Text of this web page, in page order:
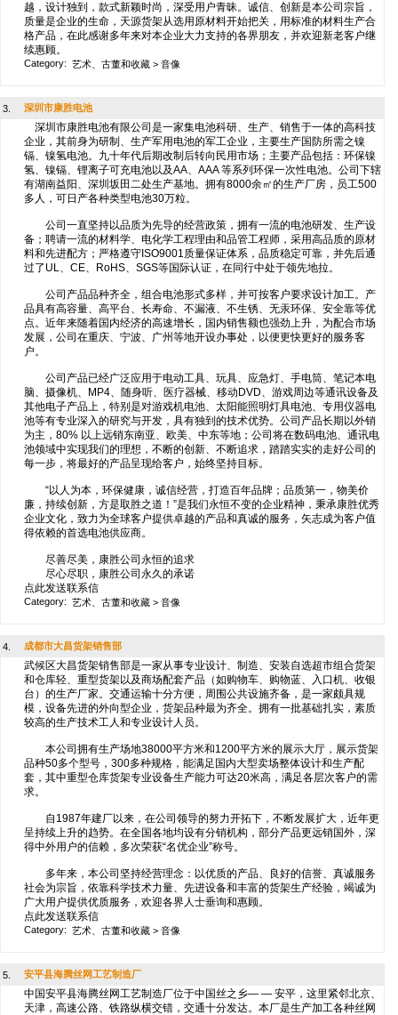
越，设计独到，款式新颖时尚，深受用户青昧。诚信、创新是本公司宗旨，
质量是企业的生命，天源货架从选用原材料开始把关，用标准的材料生产合
格产品，在此感谢多年来对本企业大力支持的各界朋友，并欢迎新老客户继
续惠顾。
Category: 艺术、古董和收藏 > 音像
3. 深圳市康胜电池
深圳市康胜电池有限公司是一家集电池科研、生产、销售于一体的高科技
企业，其前身为研制、生产军用电池的军工企业，主要生产国防所需之镍
镉、镍氢电池。九十年代后期改制后转向民用市场；主要产品包括：环保镍
氢、镍镉、锂离子可充电池以及AA、AAA 等系列环保一次性电池。公司下辖
有湖南益阳、深圳坂田二处生产基地。拥有8000余㎡的生产厂房，员工500
多人，可日产各种类型电池30万粒。
公司一直坚持以品质为先导的经营政策，拥有一流的电池研发、生产设
备；聘请一流的材料学、电化学工程理由和品管工程师，采用高品质的原材
料和先进配方；严格遵守ISO9001质量保证体系，品质稳定可靠，并先后通
过了UL、CE、RoHS、SGS等国际认证，在同行中处于领先地拉。
公司产品品种齐全，组合电池形式多样，并可按客户要求设计加工。产
品具有高容量、高平台、长寿命、不漏液、不生锈、无汞环保、安全靠等优
点。近年来随着国内经济的高速增长，国内销售额也强劲上升，为配合市场
发展，公司在重庆、宁波、广州等地开设办事处，以便更快更好的服务客
户。
公司产品已经广泛应用于电动工具、玩具、应急灯、手电筒、笔记本电
脑、摄像机、MP4、随身听、医疗器械、移动DVD、游戏周边等通讯设备及
其他电子产品上，特别是对游戏机电池、太阳能照明灯具电池、专用仪器电
池等有专业深入的研究与开发，具有独到的技术优势。公司产品长期以外销
为主，80% 以上远销东南亚、欧美、中东等地；公司将在数码电池、通讯电
池领域中实现我们的理想，不断的创新、不断追求，踏踏实实的走好公司的
每一步，将最好的产品呈现给客户，始终坚持目标。
“以人为本，环保健康，诚信经营，打造百年品牌；品质第一，物美价
廉，持续创新，方是取胜之道！”是我们永恒不变的企业精神，秉承康胜优秀
企业文化，致力为全球客户提供卓越的产品和真诚的服务，矢志成为客户值
得依赖的首选电池供应商。
尽善尽美，康胜公司永恒的追求
尽心尽职，康胜公司永久的承诺
点此发送联系信
Category: 艺术、古董和收藏 > 音像
4. 成都市大昌货架销售部
武候区大昌货架销售部是一家从事专业设计、制造、安装自选超市组合货架
和仓库轻、重型货架以及商场配套产品（如购物车、购物蓝、入口机、收银
台）的生产厂家。交通运输十分方便，周围公共设施齐备，是一家颇具规
模，设备先进的外向型企业，货架品种最为齐全。拥有一批基础扎实，素质
较高的生产技术工人和专业设计人员。
本公司拥有生产场地38000平方米和1200平方米的展示大厅，展示货架
品种50多个型号，300多种规格，能满足国内大型卖场整体设计和生产配
套，其中重型仓库货架专业设备生产能力可达20米高，满足各层次客户的需
求。
自1987年建厂以来，在公司领导的努力开拓下，不断发展扩大，近年更
呈持续上升的趋势。在全国各地均设有分销机构，部分产品更远销国外，深
得中外用户的信赖，多次荣获“名优企业”称号。
多年来，本公司坚持经营理念：以优质的产品、良好的信誉、真诚服务
社会为宗旨，依靠科学技术力量、先进设备和丰富的货架生产经验，竭诚为
广大用户提供优质服务，欢迎各界人士垂询和惠顾。
点此发送联系信
Category: 艺术、古董和收藏 > 音像
5. 安平县海腾丝网工艺制造厂
中国安平县海腾丝网工艺制造厂位于中国丝之乡— — 安平，这里紧邻北京、
天津，高速公路、铁路纵横交错，交通十分发达。本厂是生产加工各种丝网